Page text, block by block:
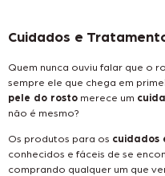
Cuidados e
Quem nunca ouviu falar que o
sempre ele que chega em
pele do rosto merece um
não é mesmo?
Os produtos para os cuidados
conhecidos e fáceis de se
comprando qualquer um que